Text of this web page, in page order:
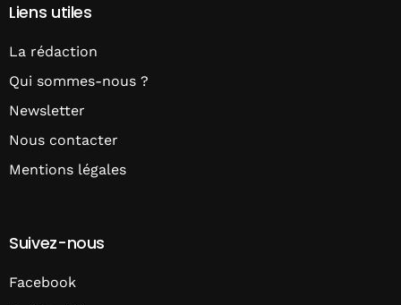
Liens utiles
La rédaction
Qui sommes-nous ?
Newsletter
Nous contacter
Mentions légales
Suivez-nous
Facebook